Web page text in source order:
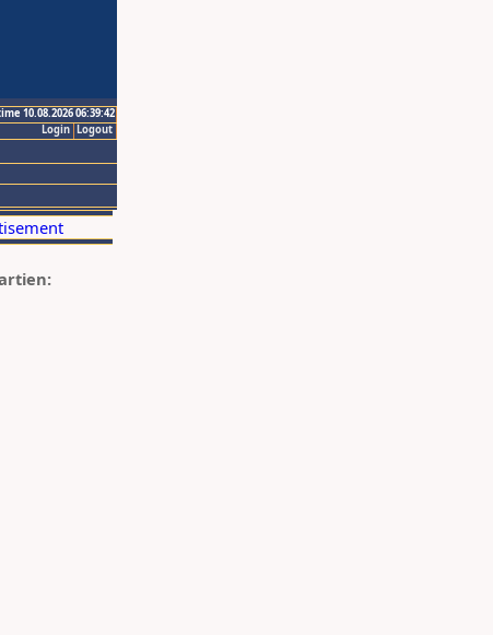
10.08.2026 06:39:42
Logout
Login